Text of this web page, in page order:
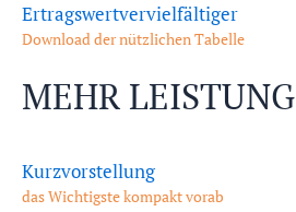
Ertragswertvervielfältiger
Download der nützlichen Tabelle
MEHR LEISTUNG
Kurzvorstellung
das Wichtigste kompakt vorab